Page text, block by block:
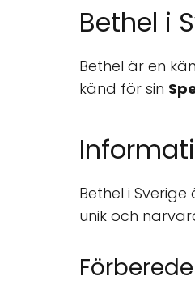
Bethel i
Bethel är en
känd för sin
Bethel i
unik och